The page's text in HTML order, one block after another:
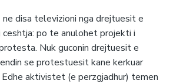
disa televizioni nga drejtuesit e
po te anulohet projekti i
Nuk guconin drejtuesit e
se protestuesit kane kerkuar
aktivistet (e perzgjadhur) temen